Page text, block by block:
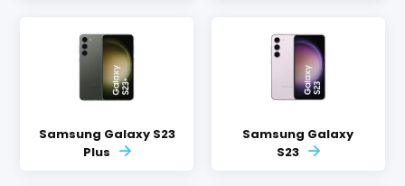
Samsung Galaxy S23
Plus
Samsung Galaxy
S23